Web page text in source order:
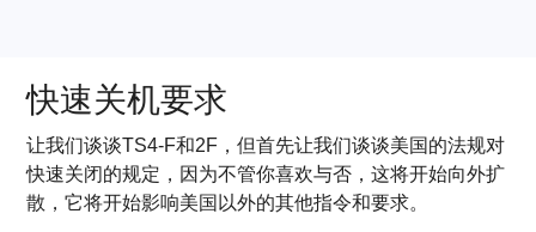
快速关机要求
让我们谈谈TS4-F和2F，但首先让我们谈谈美国的法规对
快速关闭的规定，因为不管你喜欢与否，这将开始向外扩
散，它将开始影响美国以外的其他指令和要求。